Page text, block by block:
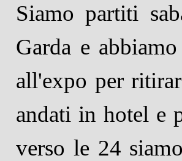
Siamo partiti
Garda e
all'expo per
andati in hotel e
verso le 24